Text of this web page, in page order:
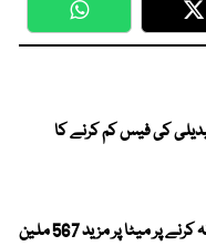
WhatsApp
کی فیس کم کرنے کا
بچوں کو خطرات سے بروقت آگاہ نہ کرنے پر میٹا پر مزید 567 ملین